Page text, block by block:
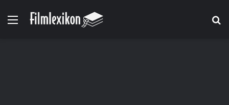
Menü